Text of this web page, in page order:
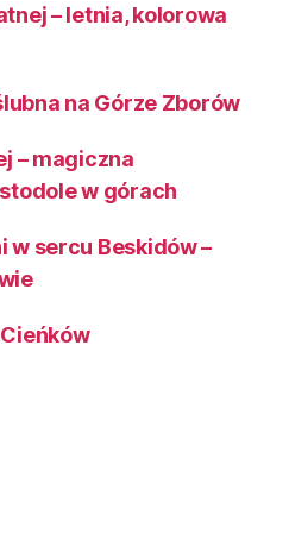
– letnia, kolorowa
na Górze Zborów
– magiczna
w górach
w sercu Beskidów –